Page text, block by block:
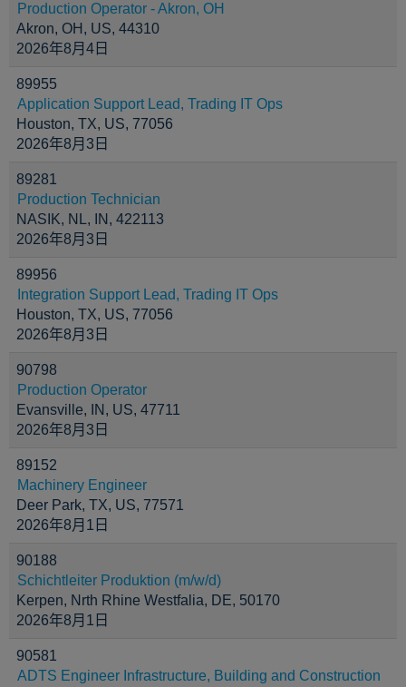
Production Operator - Akron, OH
Akron, OH, US, 44310
2026年8月4日
89955
Application Support Lead, Trading IT Ops
Houston, TX, US, 77056
2026年8月3日
89281
Production Technician
NASIK, NL, IN, 422113
2026年8月3日
89956
Integration Support Lead, Trading IT Ops
Houston, TX, US, 77056
2026年8月3日
90798
Production Operator
Evansville, IN, US, 47711
2026年8月3日
89152
Machinery Engineer
Deer Park, TX, US, 77571
2026年8月1日
90188
Schichtleiter Produktion (m/w/d)
Kerpen, Nrth Rhine Westfalia, DE, 50170
2026年8月1日
90581
ADTS Engineer Infrastructure, Building and Construction